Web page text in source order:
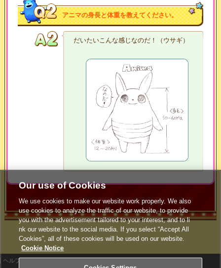
アニマの身長と体重を教えてください。
だいたいこんな感じなのだ！（ウサギ）
ヘルプ
Our use of Cookies
We use cookies to make our website work properly. We also
use cookies to analyze the traffic of our website, to provide
you with the advertisement tailored to your interest, and to li
nk our website to the social media. If you select “Accept All
Cookies”, all of these cookies will be used on our website.
Cookie Notice